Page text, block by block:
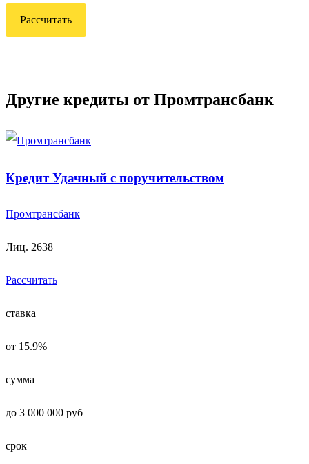
Рассчитать
Другие кредиты от Промтрансбанк
Кредит Удачный с поручительством
Промтрансбанк
Лиц. 2638
Рассчитать
ставка
от 15.9%
сумма
до 3 000 000 руб
срок